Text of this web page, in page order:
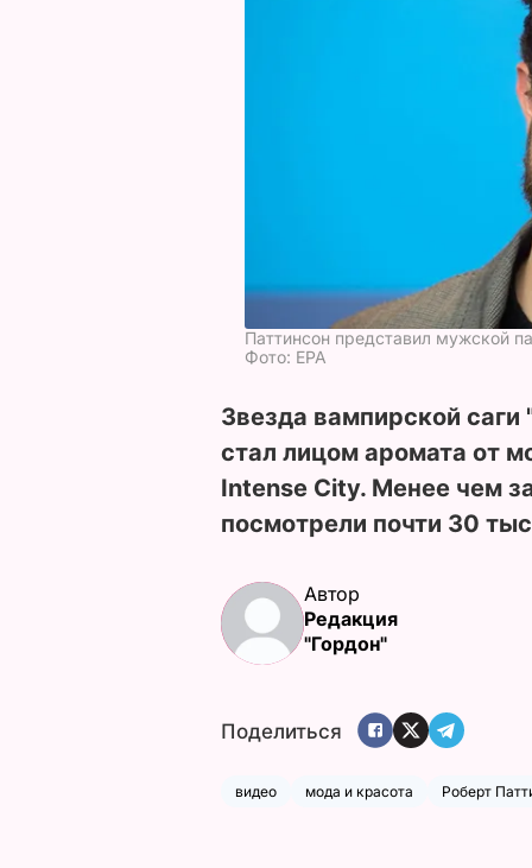
Паттинсон представил мужской
Фото: ЕРА
Звезда вампирской
стал лицом аромата от
Intense City. Менее чем
посмотрели почти 30
Автор
Редакция
"Гордон"
Поделиться
видео мода и красота Роберт